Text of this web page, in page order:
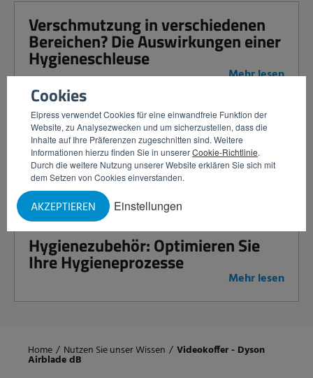
Cookies
Elpress verwendet Cookies für eine einwandfreie Funktion der
Website, zu Analysezwecken und um sicherzustellen, dass die
Inhalte auf Ihre Präferenzen zugeschnitten sind. Weitere
Informationen hierzu finden Sie in unsererCookie-Richtlinie.
Durch die weitere Nutzung unserer Website erklären Sie sich mit
dem Setzen von Cookies einverstanden.
Einstellungen
AKZEPTIEREN
Verschmutzung in verschiedenen
Bereichen? Die Auswirkungen einer
Hygieneschleuse
Mehr lesen
Gemeinsam stärker bei der
Kontaminationskontrolle: Elpress
und JASM bündeln ihre Kräfte
Hygienezubehör: Optimieren Sie
Ihre Hygieneprozesse
Mehr lesen
Home / Nutzen Sie unser Wissen / Videokoffer - Dyson
Airblade dB